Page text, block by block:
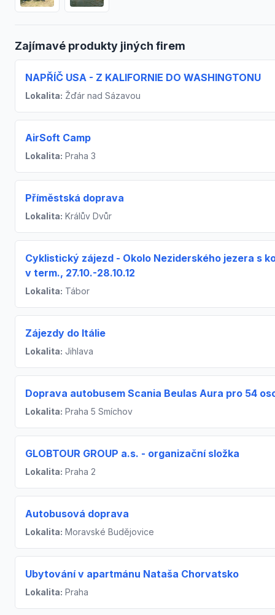
Zajímavé produkty jiných firem
NAPŘÍČ USA - Z KALIFORNIE DO WASHINGTONU
Lokalita: Žďár nad Sázavou
AirSoft Camp
Lokalita: Praha 3
Příměstská doprava
Lokalita: Králův Dvůr
Cyklistický zájezd - Okolo Neziderského jezera s
v term., 27.10.-28.10.12
Lokalita: Tábor
Zájezdy do Itálie
Lokalita: Jihlava
Doprava autobusem Scania Beulas Aura pro 54
Lokalita: Praha 5 Smíchov
GLOBTOUR GROUP a.s. - organizační složka
Lokalita: Praha 2
Autobusová doprava
Lokalita: Moravské Budějovice
Ubytování v apartmánu Nataša Chorvatsko
Lokalita: Praha